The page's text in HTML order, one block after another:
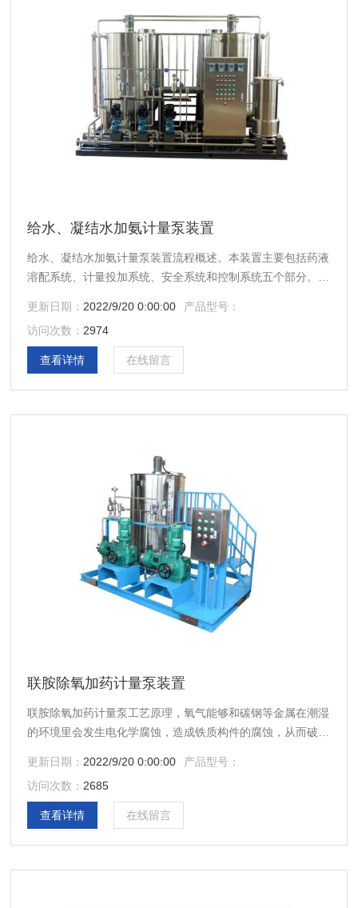
给水、凝结水加氨计量泵装置
给水、凝结水加氨计量泵装置流程概述。本装置主要包括药液
溶配系统、计量投加系统、安全系统和控制系统五个部分。氨
或凝结水搅拌溶解，有计量投加系统加到锅炉凝结水或给水
中。
更新日期： 2022/9/20 0:00:00
产品型号：
访问次数： 2974
查看详情 在线留言
联胺除氧加药计量泵装置
联胺除氧加药计量泵工艺原理，氧气能够和碳钢等金属在潮湿
的环境里会发生电化学腐蚀，造成铁质构件的腐蚀，从而破坏
更新日期： 2022/9/20 0:00:00
产品型号：
访问次数： 2685
查看详情 在线留言